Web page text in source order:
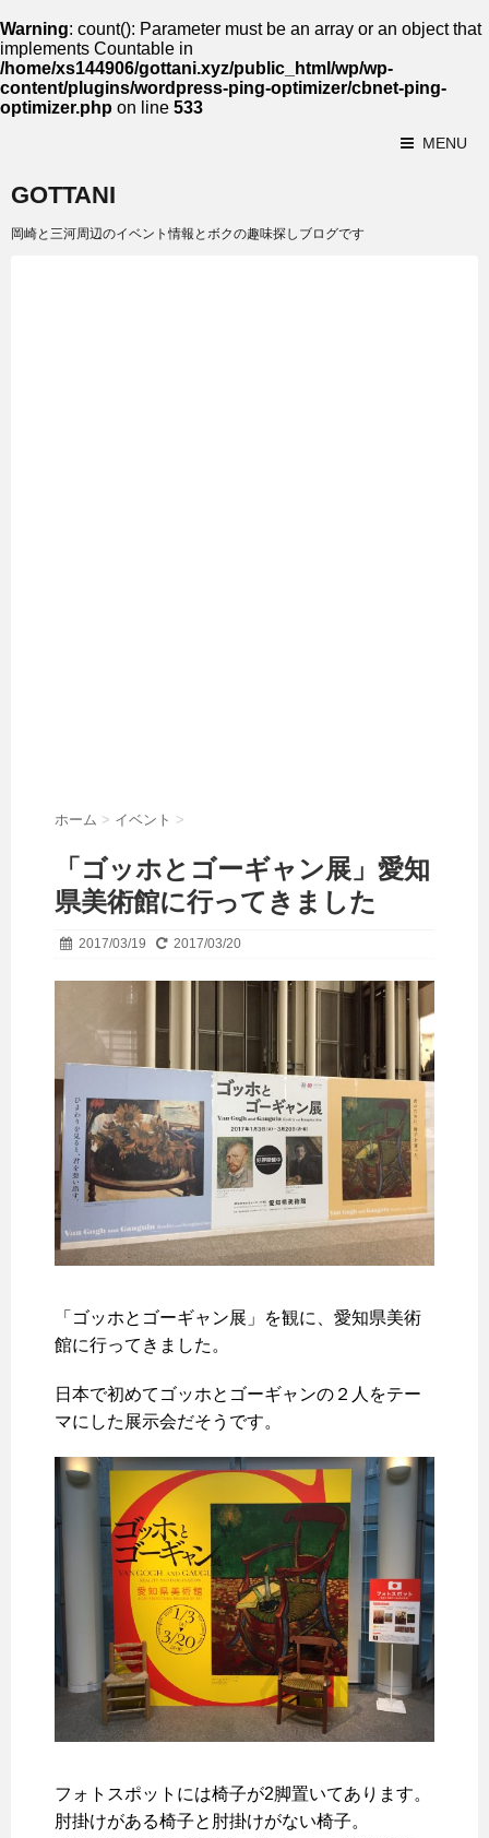
Warning: count(): Parameter must be an array or an object that
implements Countable in
/home/xs144906/gottani.xyz/public_html/wp/wp-
content/plugins/wordpress-ping-optimizer/cbnet-ping-
optimizer.php on line 533
MENU
GOTTANI
岡崎と三河周辺のイベント情報とボクの趣味探しブログです
ホーム > イベント >
「ゴッホとゴーギャン展」愛知
県美術館に行ってきました
2017/03/19 2017/03/20
「ゴッホとゴーギャン展」を観に、愛知県美術
館に行ってきました。
日本で初めてゴッホとゴーギャンの２人をテー
マにした展示会だそうです。
フォトスポットには椅子が2脚置いてあります。
肘掛けがある椅子と肘掛けがない椅子。